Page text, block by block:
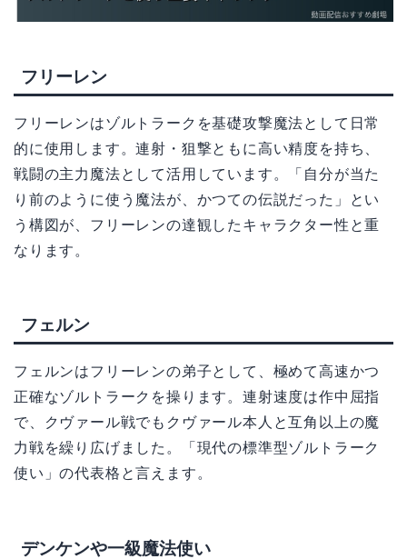
フリーレン
フリーレンはゾルトラークを基礎攻撃魔法として日常
的に使用します。連射・狙撃ともに高い精度を持ち、
戦闘の主力魔法として活用しています。「自分が当た
り前のように使う魔法が、かつての伝説だった」とい
う構図が、フリーレンの達観したキャラクター性と重
なります。
フェルン
フェルンはフリーレンの弟子として、極めて高速かつ
正確なゾルトラークを操ります。連射速度は作中屈指
で、クヴァール戦でもクヴァール本人と互角以上の魔
力戦を繰り広げました。「現代の標準型ゾルトラーク
使い」の代表格と言えます。
デンケンや一級魔法使い